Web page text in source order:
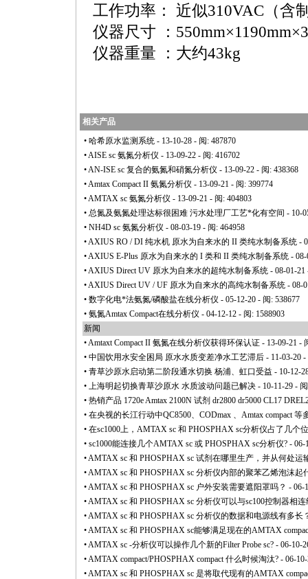
工作功率： 近似310VAC（含
仪器尺寸 ：
仪器重量 ：大约43kg
相关产品
• 哈希原水监测系统 - 13-10-28 - 阅: 487870
•AISE sc 氨氮分析仪 - 13-09-22 - 阅: 416702
•AN-ISE sc 复合的氨氮和硝氮分析仪 - 13-09-22 - 阅: 438368
•Amtax Compact II 氨氮分析仪 - 13-09-21 - 阅: 399774
•AMTAX sc 氨氮分析仪 - 13-09-21 - 阅: 404803
• 总氮及氨氮处理达标很困难 污水处理厂工艺*化有空间 - 10-
• NH4D sc 氨氮分析仪 - 08-03-19 - 阅: 464958
•AXIUS RO / DI 纯水机 原水为自来水的 II 类纯水制备系统 -
•AXIUS E-Plus 原水为自来水的 I 类和 II 类纯水制备系统 -
•AXIUS Direct UV 原水为自来水的超纯水制备系统 - 08-01-21
•AXIUS Direct UV / UF 原水为自来水的高纯水制备系统 - 08-
• 数字化电*法氨氮/磷酸盐在线分析仪 - 05-12-20 - 阅: 538677
• 氨氮Amtax Compact在线分析仪 - 04-12-12 - 阅: 1588903
新闻
•Amtaxt Compact II 氨氮在线分析仪获得环保认证 - 13-09-21 -
• 中国饮用水安全困局 原水水质变差净水工艺滞后 - 11-03-20
• 青草沙原水启动第二阶段通水切换 杨浦、虹口受益 - 10-12-
• 上海明起切换青草沙原水 水质波动问题已解决 - 10-11-29 -
• 热销产品 1720e Amtax 2100N 试剂 dr2800 dr5000 CL17
• 在央视的长江行动中QC8500、CODmax 、Amtax compact
• 在sc1000上，AMTAX sc 和 PHOSPHAX sc分析仪占了几个
• sc1000能连接几个AMTAX sc 或 PHOSPHAX sc分析仪? - 06-
•AMTAX sc 和 PHOSPHAX sc 试剂在哪里生产，并从何处运
•AMTAX sc 和 PHOSPHAX sc 分析仪内部的聚苯乙烯泡沫
•AMTAX sc 和 PHOSPHAX sc 户外安装需要遮阳罩吗？ - 06-
•AMTAX sc 和 PHOSPHAX sc 分析仪可以与sc100控制器相
•AMTAX sc 和 PHOSPHAX sc 分析仪的数据和电源线有多长
•AMTAX sc 和 PHOSPHAX sc能够满足现在的AMTAX
•AMTAX sc -分析仪可以操作几个新的Filter Probe sc? - 06-10-
•AMTAX compact/PHOSPHAX compact 什么时候淘汰? - 06-
•AMTAX sc 和 PHOSPHAX sc 是将取代现有的AMTAX